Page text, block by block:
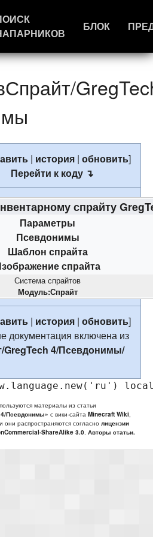
БЛОК
| история | обновить]
Перейти к коду ↴
спрайту
Параметры
Псевдонимы
Шаблон спрайта
спрайта
Система спрайтов
Модуль:Спрайт
| история | обновить]
документация включена из
4/Псевдонимы/
. language . new( 'ru' )
материалы из статьи
Псевдонимы» с вики-сайта Minecraft Wiki
, и они распространяются согласно лицензии
ShareAlike 3.0. Авторы статьи.